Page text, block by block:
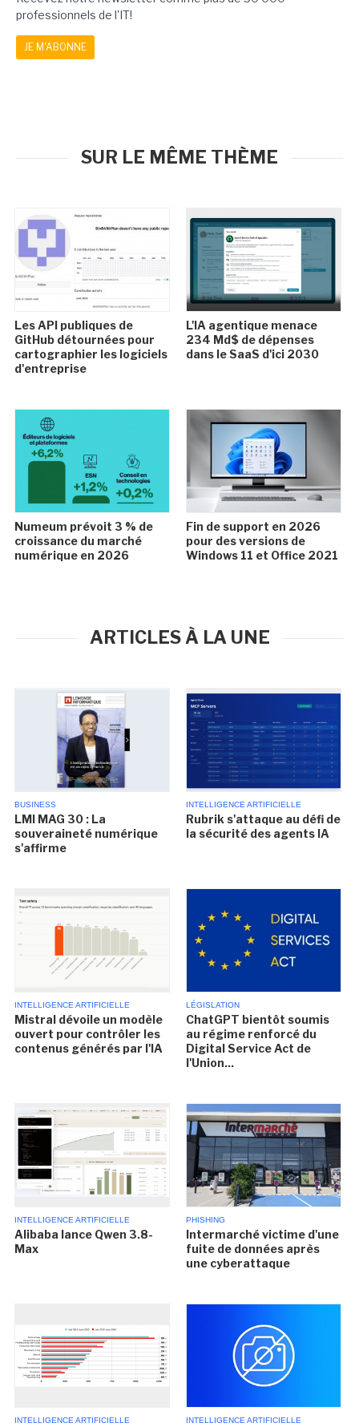
professionnels de l'IT!
JE M'ABONNE
SUR LE MÊME THÈME
Les API publiques de
GitHub détournées pour
cartographier les logiciels
d'entreprise
L'IA agentique menace
234 Md$ de dépenses
dans le SaaS d'ici 2030
Numeum prévoit 3 % de
croissance du marché
numérique en 2026
Fin de support en 2026
pour des versions de
Windows 11 et Office 2021
ARTICLES À LA UNE
BUSINESS
LMI MAG 30 : La
souveraineté numérique
s'affirme
INTELLIGENCE ARTIFICIELLE
Rubrik s'attaque au défi de
la sécurité des agents IA
INTELLIGENCE ARTIFICIELLE
Mistral dévoile un modèle
ouvert pour contrôler les
contenus générés par l'IA
LÉGISLATION
ChatGPT bientôt soumis
au régime renforcé du
Digital Service Act de
l'Union...
INTELLIGENCE ARTIFICIELLE
Alibaba lance Qwen 3.8-
Max
PHISHING
Intermarché victime d'une
fuite de données après
une cyberattaque
INTELLIGENCE ARTIFICIELLE INTELLIGENCE ARTIFICIELLE